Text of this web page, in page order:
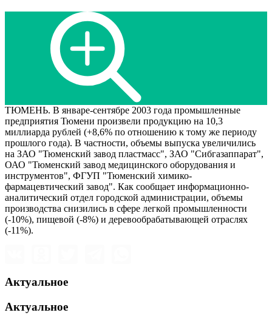
ТЮМЕНЬ. В январе-сентябре 2003 года промышленные
предприятия Тюмени произвели продукцию на 10,3
миллиарда рублей (+8,6% по отношению к тому же периоду
прошлого года). В частности, объемы выпуска увеличились
на ЗАО "Тюменский завод пластмасс", ЗАО "Сибгазаппарат",
ОАО "Тюменский завод медицинского оборудования и
инструментов", ФГУП "Тюменский химико-
фармацевтический завод". Как сообщает информационно-
аналитический отдел городской администрации, объемы
производства снизились в сфере легкой промышленности
(-10%), пищевой (-8%) и деревообрабатывающей отраслях
(-11%).
Актуальное
Актуальное